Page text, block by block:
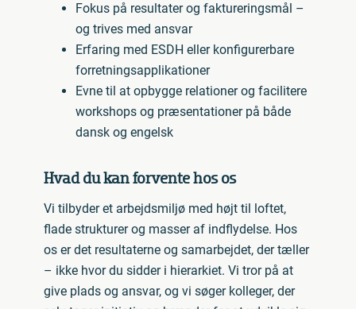
Fokus på resultater og faktureringsmål –
og trives med ansvar
Erfaring med ESDH eller konfigurerbare
forretningsapplikationer
Evne til at opbygge relationer og facilitere
workshops og præsentationer på både
dansk og engelsk
Hvad du kan forvente hos os
Vi tilbyder et arbejdsmiljø med højt til loftet,
flade strukturer og masser af indflydelse. Hos
os er det resultaterne og samarbejdet, der tæller
– ikke hvor du sidder i hierarkiet. Vi tror på at
give plads og ansvar, og vi søger kolleger, der